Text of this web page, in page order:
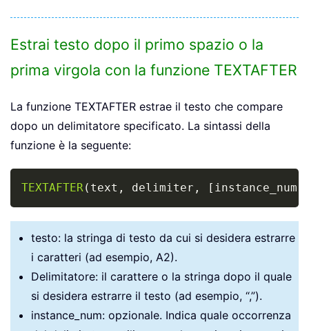
Estrai testo dopo il primo spazio o la
prima virgola con la funzione TEXTAFTER
La funzione TEXTAFTER estrae il testo che compare
dopo un delimitatore specificato. La sintassi della
funzione è la seguente:
TEXTAFTER( text , delimiter , [ instance_num
Copy
testo: la stringa di testo da cui si desidera estrarre
i caratteri (ad esempio, A2).
Delimitatore: il carattere o la stringa dopo il quale
si desidera estrarre il testo (ad esempio, “,”).
instance_num: opzionale. Indica quale occorrenza